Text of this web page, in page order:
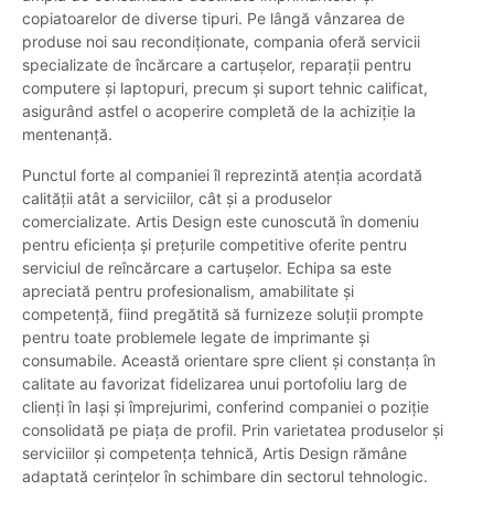
copiatoarelor de diverse tipuri. Pe lângă vânzarea de
produse noi sau recondiționate, compania oferă servicii
specializate de încărcare a cartușelor, reparații pentru
computere și laptopuri, precum și suport tehnic calificat,
asigurând astfel o acoperire completă de la achiziție la
mentenanță.
Punctul forte al companiei îl reprezintă atenția acordată
calității atât a serviciilor, cât și a produselor
comercializate. Artis Design este cunoscută în domeniu
pentru eficiența și prețurile competitive oferite pentru
serviciul de reîncărcare a cartușelor. Echipa sa este
apreciată pentru profesionalism, amabilitate și
competență, fiind pregătită să furnizeze soluții prompte
pentru toate problemele legate de imprimante și
consumabile. Această orientare spre client și constanța în
calitate au favorizat fidelizarea unui portofoliu larg de
clienți în Iași și împrejurimi, conferind companiei o poziție
consolidată pe piața de profil. Prin varietatea produselor și
serviciilor și competența tehnică, Artis Design rămâne
adaptată cerințelor în schimbare din sectorul tehnologic.